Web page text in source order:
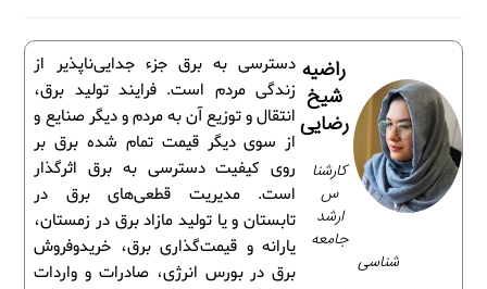
دسترسی به برق جزء جدایی‌ناپذیر از
زندگی مردم است. فرایند تولید برق،
انتقال و توزیع آن به مردم و دیگر صنایع و
از سوی دیگر قیمت تمام شده برق بر
روی کیفیت دسترسی به برق اثرگذار
است. مدیریت قطعی‌های برق در
تابستان و یا تولید مازاد برق در زمستان،
یارانه و قیمت‌گذاری برق، خریدوفروش
برق در بورس انرژی، صادرات و واردات
راضیه
شیخ
رضایی
کارشنا
س
ارشد
جامعه
شناسی